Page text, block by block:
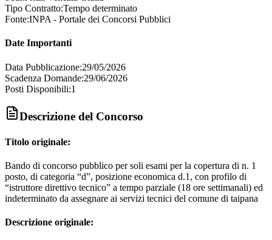
Tipo Contratto:Tempo determinato
Fonte:INPA - Portale dei Concorsi Pubblici
Date Importanti
Data Pubblicazione:29/05/2026
Scadenza Domande:29/06/2026
Posti Disponibili:1
Descrizione del Concorso
Titolo originale:
Bando di concorso pubblico per soli esami per la copertura di n. 1
posto, di categoria “d”, posizione economica d.1, con profilo di
“istruttore direttivo tecnico” a tempo parziale (18 ore settimanali) ed
indeterminato da assegnare ai servizi tecnici del comune di taipana
Descrizione originale: